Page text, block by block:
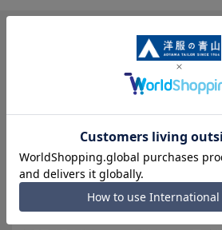
INFORMATION
最新のお買い得情報
スーツスクエア